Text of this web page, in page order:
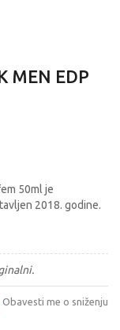
MEN EDP
50ml je
2018. godine.
Obavesti me o sniženju